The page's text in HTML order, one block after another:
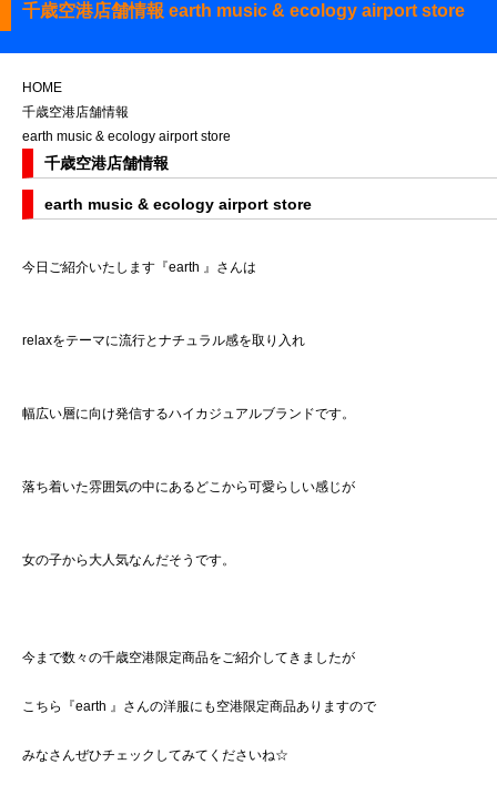
千歳空港店舗情報 earth music & ecology airport store
HOME
千歳空港店舗情報
earth music & ecology airport store
千歳空港店舗情報
earth music & ecology airport store
今日ご紹介いたします『earth 』さんは
relaxをテーマに流行とナチュラル感を取り入れ
幅広い層に向け発信するハイカジュアルブランドです。
落ち着いた雰囲気の中にあるどこから可愛らしい感じが
女の子から大人気なんだそうです。
今まで数々の千歳空港限定商品をご紹介してきましたが
こちら『earth 』さんの洋服にも空港限定商品ありますので
みなさんぜひチェックしてみてくださいね☆